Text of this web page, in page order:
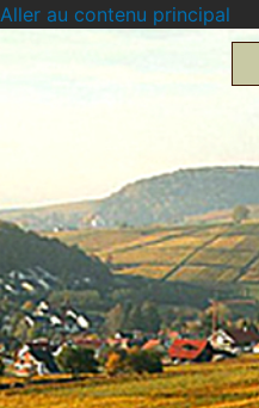
Aller au contenu principal